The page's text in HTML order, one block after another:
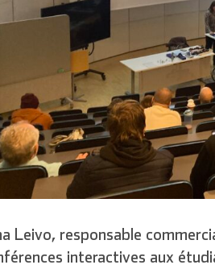
Leivo, responsable
interactives aux